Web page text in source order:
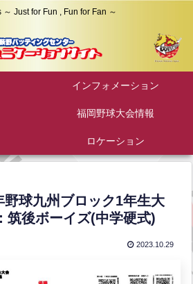
～ Just for Fun , Fun for Fan ～
インフォメーション
福岡野球大会情報
ロケーション
野球九州ブロック1年生大
筑後ボーイズ(中学硬式)
2023.10.29